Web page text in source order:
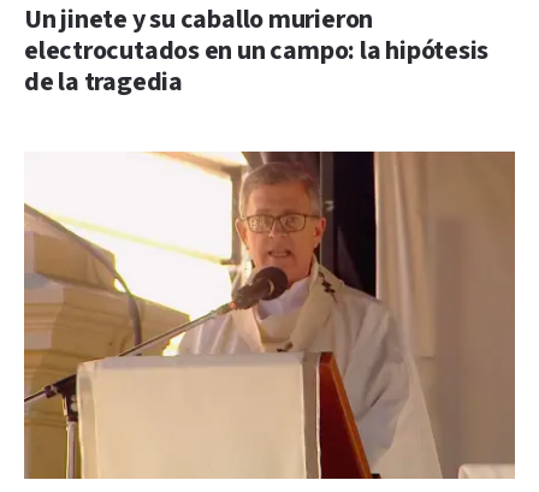
Un jinete y su caballo murieron
electrocutados en un campo: la hipótesis
de la tragedia